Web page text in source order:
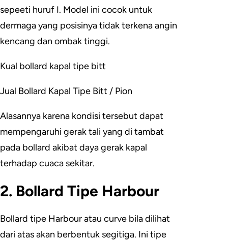
sepeeti huruf I. Model ini cocok untuk
dermaga yang posisinya tidak terkena angin
kencang dan ombak tinggi.
Kual bollard kapal tipe bitt
Jual Bollard Kapal Tipe Bitt / Pion
Alasannya karena kondisi tersebut dapat
mempengaruhi gerak tali yang di tambat
pada bollard akibat daya gerak kapal
terhadap cuaca sekitar.
2. Bollard Tipe Harbour
Bollard tipe Harbour atau curve bila dilihat
dari atas akan berbentuk segitiga. Ini tipe